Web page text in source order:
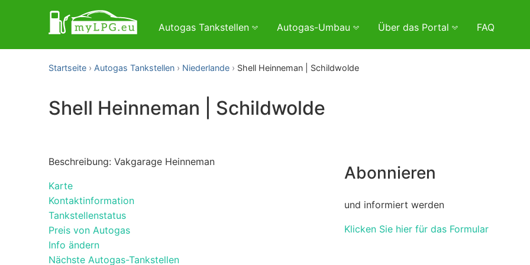
Autogas Tankstellen Autogas-Umbau Über das Portal FAQ
Startseite Autogas Tankstellen Niederlande Shell Heinneman | Schildwolde
Shell Heinneman | Schildwolde
Beschreibung: Vakgarage Heinneman
Karte
Kontaktinformation
Tankstellenstatus
Preis von Autogas
Info ändern
Nächste Autogas-Tankstellen
Abonnieren
und informiert werden
Klicken Sie hier für das Formular